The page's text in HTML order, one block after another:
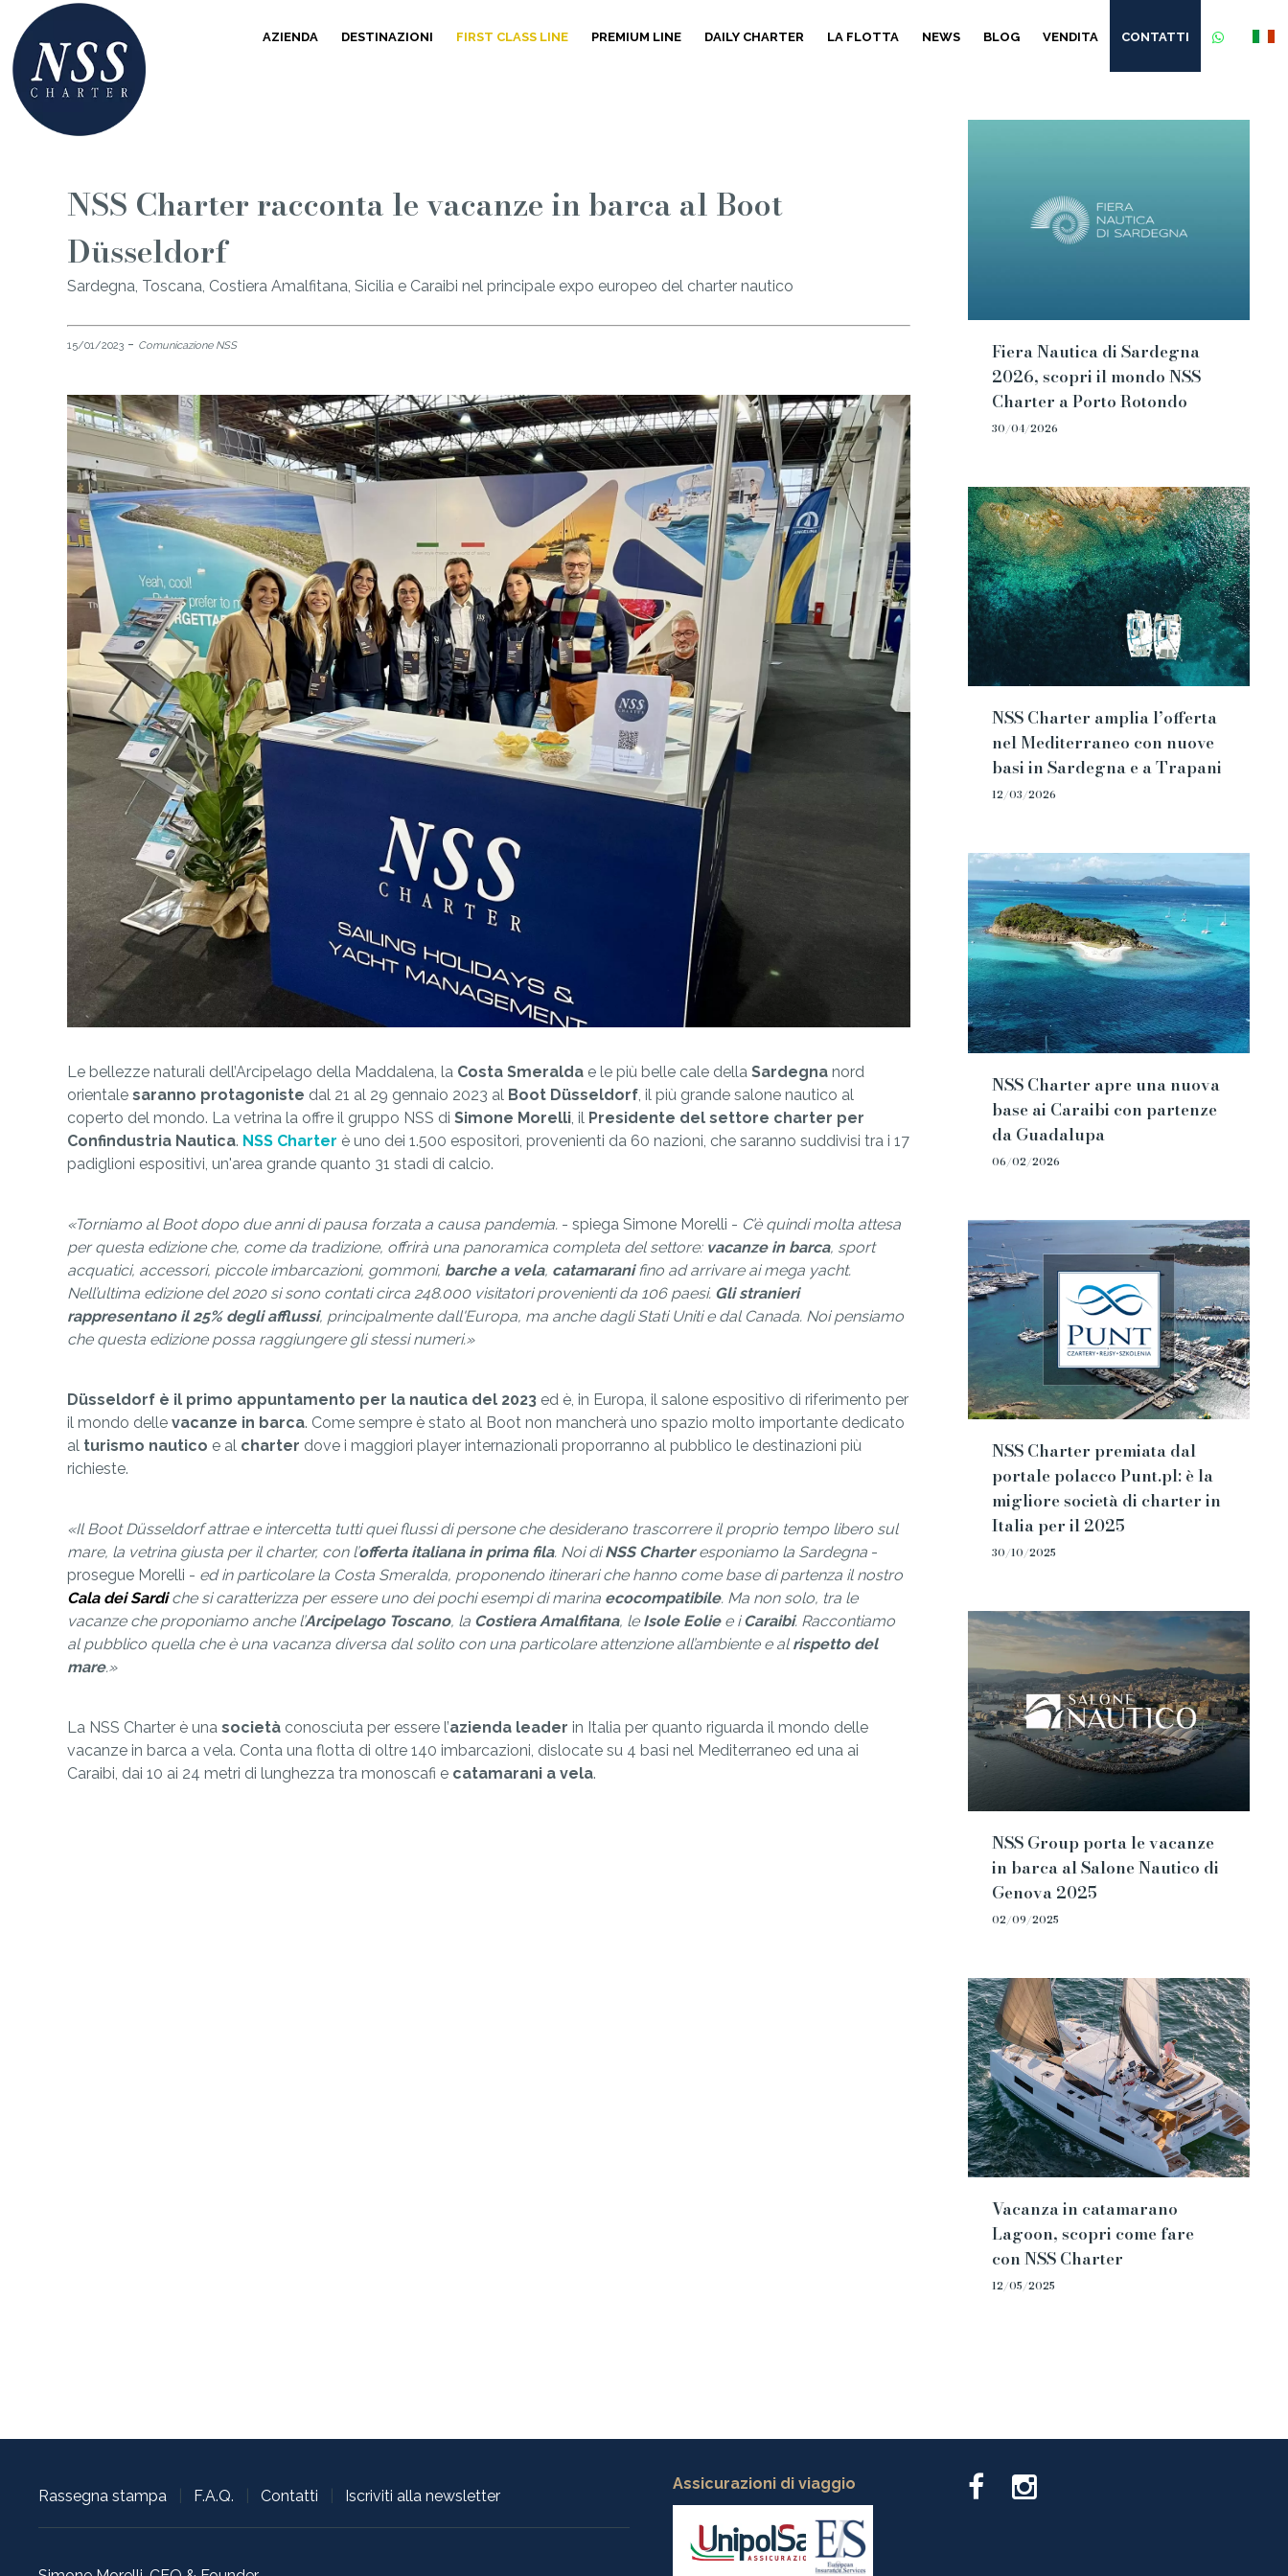
AZIENDA DESTINAZIONI FIRST CLASS LINE PREMIUM LINE DAILY CHARTER LA FLOTTA NEWS BLOG VENDITA CONTATTI
NSS Charter racconta le vacanze in barca al Boot
Düsseldorf
Sardegna, Toscana, Costiera Amalfitana, Sicilia e Caraibi nel principale expo europeo del charter nautico
15/01/2023 - Comunicazione NSS
Le bellezze naturali dell’Arcipelago della Maddalena, la Costa Smeralda e le più belle cale dellaSardegna nord
orientalesaranno protagoniste dal 21 al 29 gennaio 2023 al Boot Düsseldorf, il più grande salone nautico al
coperto del mondo. La vetrina la offre il gruppo NSS diSimone Morelli, il Presidente del settore charter per
Confindustria Nautica. NSS Charter è uno dei 1.500 espositori, provenienti da 60 nazioni, che saranno suddivisi tra i 17
padiglioni espositivi, un'area grande quanto 31 stadi di calcio.
«Torniamo al Boot dopo due anni di pausa forzata a causa pandemia. - spiega Simone Morelli - C’è quindi molta attesa
per questa edizione che, come da tradizione, offrirà una panoramica completa del settore: vacanze in barca, sport
acquatici, accessori, piccole imbarcazioni, gommoni, barche a vela, catamaranifino ad arrivare ai mega yacht.
Nell’ultima edizione del 2020 si sono contati circa 248.000 visitatori provenienti da 106 paesi. Gli stranieri
rappresentano il 25% degli afflussi, principalmente dall'Europa, ma anche dagli Stati Uniti e dal Canada. Noi pensiamo
che questa edizione possa raggiungere gli stessi numeri.»
Düsseldorf è il primo appuntamento per la nautica del 2023 ed è, in Europa, il salone espositivo di riferimento per
il mondo dellevacanze in barca. Come sempre è stato al Boot non mancherà uno spazio molto importante dedicato
al turismo nautico e al charter dove i maggiori player internazionali proporranno al pubblico le destinazioni più
richieste.
«Il Boot Düsseldorf attrae e intercetta tutti quei flussi di persone che desiderano trascorrere il proprio tempo libero sul
mare, la vetrina giusta per il charter, con l’offerta italiana in prima fila. Noi diNSS Charteresponiamo la Sardegna -
prosegue Morelli - ed in particolare la Costa Smeralda, proponendo itinerari che hanno come base di partenza il nostro
Cala dei Sardiche si caratterizza per essere uno dei pochi esempi di marina ecocompatibile. Ma non solo, tra le
vacanze che proponiamo anche l’Arcipelago Toscano, la Costiera Amalfitana, le Isole Eoliee iCaraibi. Raccontiamo
al pubblico quella che è una vacanza diversa dal solito con una particolare attenzione all’ambiente e al rispetto del
mare.»
La NSS Charter è unasocietà conosciuta per essere l’azienda leader in Italia per quanto riguarda il mondo delle
vacanze in barca a vela. Conta una flotta di oltre 140 imbarcazioni, dislocate su 4 basi nel Mediterraneo ed una ai
Caraibi, dai 10 ai 24 metri di lunghezza tra monoscafi e catamarani a vela.
Fiera Nautica di Sardegna
2026, scopri il mondo NSS
Charter a Porto Rotondo
30/04/2026
NSS Charter amplia l’offerta
nel Mediterraneo con nuove
basi in Sardegna e a Trapani
12/03/2026
NSS Charter apre una nuova
base ai Caraibi con partenze
da Guadalupa
06/02/2026
NSS Charter premiata dal
portale polacco Punt.pl: è la
migliore società di charter in
Italia per il 2025
30/10/2025
NSS Group porta le vacanze
in barca al Salone Nautico di
Genova 2025
02/09/2025
Vacanza in catamarano
Lagoon, scopri come fare
con NSS Charter
12/05/2025
Rassegna stampa F.A.Q. Contatti Iscriviti alla newsletter
Assicurazioni di viaggio